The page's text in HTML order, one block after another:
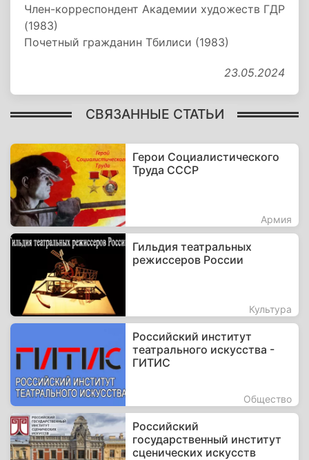
Член-корреспондент Академии художеств ГДР
(1983)
Почетный гражданин Тбилиси (1983)
23.05.2024
СВЯЗАННЫЕ СТАТЬИ
Герои Социалистического
Труда СССР
Армия
Гильдия театральных
режиссеров России
Культура
Российский институт
театрального искусства -
ГИТИС
Общество
Российский
государственный институт
сценических искусств